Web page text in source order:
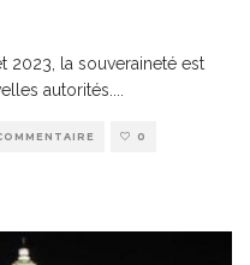
2023, la souveraineté est
autorités.
0